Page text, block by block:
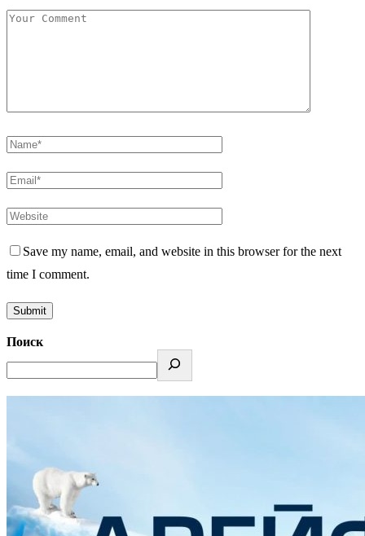
Save my name, email, and website in this browser for the next
time I comment.
Поиск